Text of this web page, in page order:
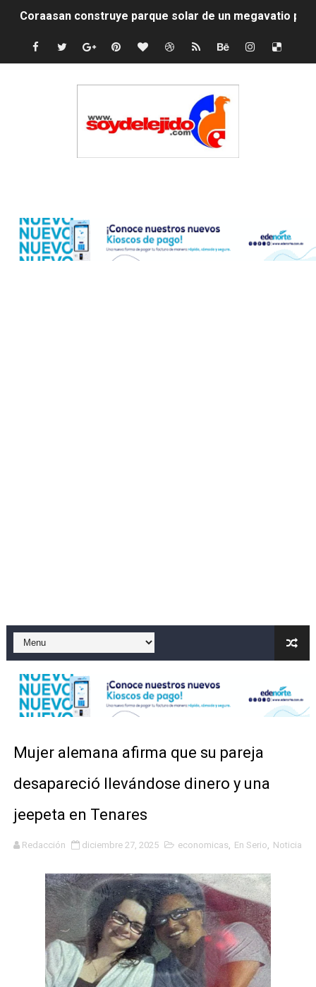
Coraasan construye parque solar de un megavatio
Irán apuesta por resistencia en disputa con Estados
Precio del dólar hoy viernes 7 de agosto de 2026
Un derrumbe en el centro de Cuba deja dos personas
La nube sahariana número 14 se ha alejado de
Gobierno español afirma retorno de 70.000 migrantes
Operativo en Barahona: desmantelan fábrica de
Autoridades indagan muerte de mujer en La Zurza,
Accidente en Verón deja un motorista fallecido y otra
Discusión familiar termina en muerte de un joven en
Mujer alemana afirma que su pareja
desapareció llevándose dinero y una
jeepeta en Tenares
Redacción diciembre 27, 2025 economicas, En Serio, Noticia